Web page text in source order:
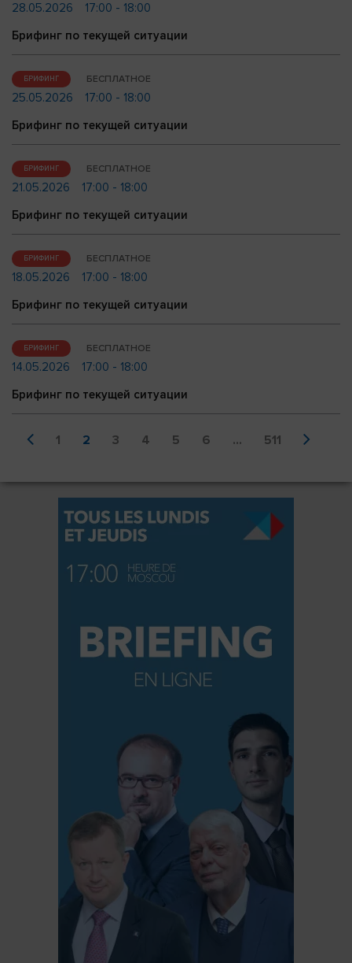
28.05.2026
17:00 - 18:00
Брифинг по текущей ситуации
БРИФИНГ БЕСПЛАТНОЕ
25.05.2026
17:00 - 18:00
Брифинг по текущей ситуации
БРИФИНГ БЕСПЛАТНОЕ
21.05.2026
17:00 - 18:00
Брифинг по текущей ситуации
БРИФИНГ БЕСПЛАТНОЕ
18.05.2026
17:00 - 18:00
Брифинг по текущей ситуации
БРИФИНГ БЕСПЛАТНОЕ
14.05.2026
17:00 - 18:00
Брифинг по текущей ситуации
1 2 3 4 5 6 ... 511